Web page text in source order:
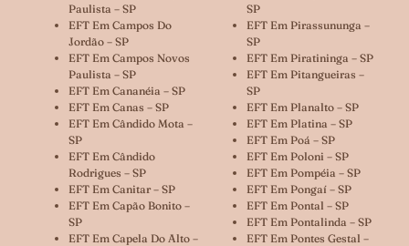
Paulista – SP
EFT Em Campos Do
Jordão – SP
EFT Em Campos Novos
Paulista – SP
EFT Em Cananéia – SP
EFT Em Canas – SP
EFT Em Cândido Mota –
SP
EFT Em Cândido
Rodrigues – SP
EFT Em Canitar – SP
EFT Em Capão Bonito –
SP
EFT Em Capela Do Alto –
SP
EFT Em Pirassununga –
SP
EFT Em Piratininga – SP
EFT Em Pitangueiras –
SP
EFT Em Planalto – SP
EFT Em Platina – SP
EFT Em Poá – SP
EFT Em Poloni – SP
EFT Em Pompéia – SP
EFT Em Pongaí – SP
EFT Em Pontal – SP
EFT Em Pontalinda – SP
EFT Em Pontes Gestal –